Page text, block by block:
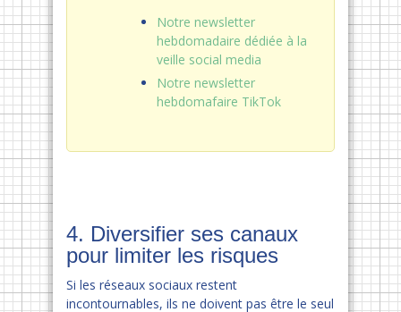
Notre newsletter
hebdomadaire dédiée à la
veille social media
Notre newsletter
hebdomafaire TikTok
4. Diversifier ses canaux
pour limiter les risques
Si les réseaux sociaux restent
incontournables, ils ne doivent pas être le seul